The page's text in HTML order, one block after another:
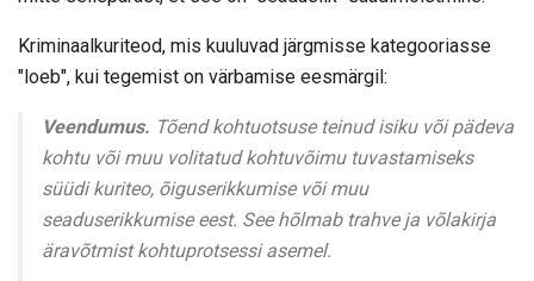
Kriminaalkuriteod, mis kuuluvad järgmisse kategooriasse
"loeb", kui tegemist on värbamise eesmärgil:
Veendumus. Tõend kohtuotsuse teinud isiku või pädeva
kohtu või muu volitatud kohtuvõimu tuvastamiseks
süüdi kuriteo, õiguserikkumise või muu
seaduserikkumise eest. See hõlmab trahve ja võlakirja
äravõtmist kohtuprotsessi asemel.